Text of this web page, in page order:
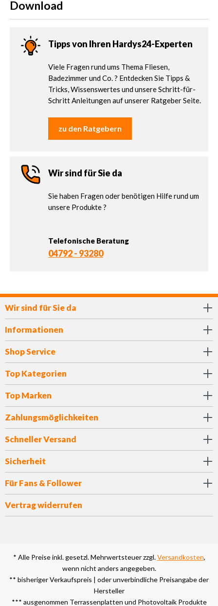
Download
Tipps von Ihren Hardys24-Experten
Viele Fragen rund ums Thema Fliesen,
Badezimmer und Co. ? Entdecken Sie Tipps &
Tricks, Wissenswertes und unsere Schritt-für-
Schritt Anleitungen auf unserer Ratgeber Seite.
zu den Ratgebern
Wir sind für Sie da
Sie haben Fragen oder benötigen Hilfe rund um
unsere Produkte ?
Telefonische Beratung
04792 - 93280
Wir sind für Sie da
Informationen
Shop Service
Top Kategorien
Top Marken
Zahlungsmöglichkeiten
Schneller Versand
Sicherheit
Für Fans & Follower
Vertrag widerrufen
* Alle Preise inkl. gesetzl. Mehrwertsteuer zzgl.Versandkosten,
wenn nicht anders angegeben.
** bisheriger Verkaufspreis | oder unverbindliche Preisangabe der
Hersteller
*** ausgenommen Terrassenplatten und Photovoltaik Produkte